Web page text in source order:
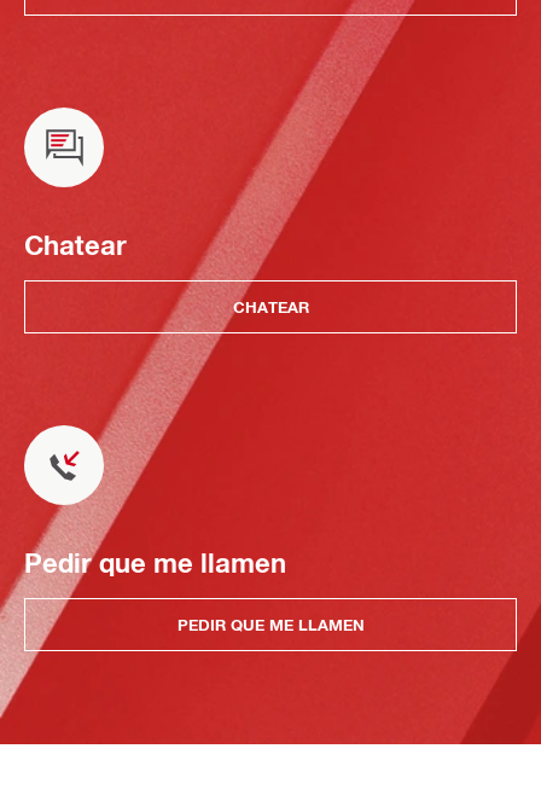
Chatear
CHATEAR
Pedir que me llamen
PEDIR QUE ME LLAMEN